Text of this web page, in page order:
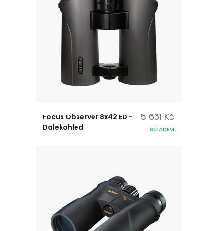
Focus Observer 8x42 ED -
Dalekohled
5 661 Kč
SKLADEM